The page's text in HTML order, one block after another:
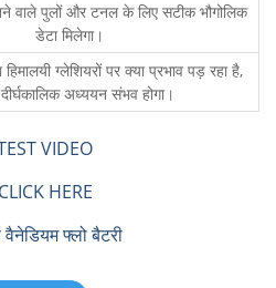
वाले पुलों और टनल के लिए सटीक भौगोलिक
डेटा मिलेगा।
ग्लेशियरों पर क्या प्रभाव पड़ रहा है,
अध्ययन संभव होगा।
VIDEO
CLICK HERE
फ्लो बैटरी